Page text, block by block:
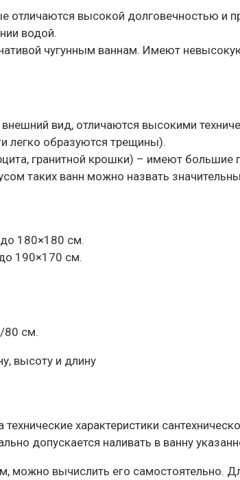
высокой долговечностью и
водой.
чугунным ваннам. Имеют
вид, отличаются высокими
легко образуются трещины).
гранитной крошки) – имеют
таких ванн можно назвать
180×180 см.
190×170 см.
80 см.
высоту и длину
технические характеристики
допускается наливать в ванну
можно вычислить его самостоятельно.